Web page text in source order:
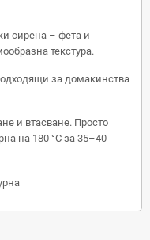
сирена – фета и
текстура.
за домакинства
и втасване. Просто
на 180 °C за 35–40